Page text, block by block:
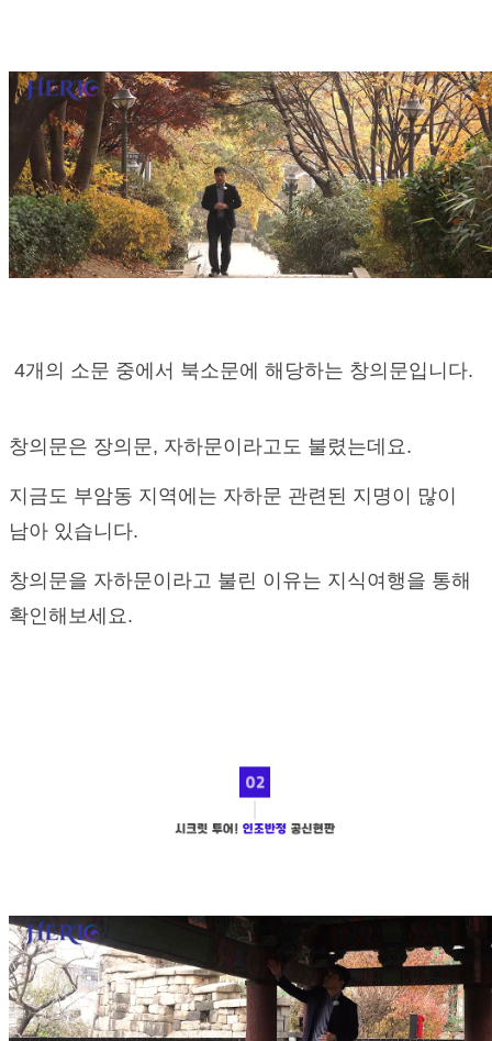
4개의 소문 중에서 북소문에 해당하는 창의문입니다.
창의문은 장의문, 자하문이라고도 불렸는데요.
지금도 부암동 지역에는 자하문 관련된 지명이 많이
남아 있습니다.
창의문을 자하문이라고 불린 이유는 지식여행을 통해
확인해보세요.